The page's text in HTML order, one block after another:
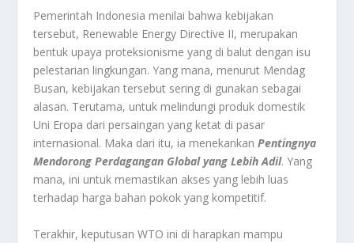
Pemerintah Indonesia menilai bahwa kebijakan
tersebut, Renewable Energy Directive II, merupakan
bentuk upaya proteksionisme yang di balut dengan isu
pelestarian lingkungan. Yang mana, menurut Mendag
Busan, kebijakan tersebut sering di gunakan sebagai
alasan. Terutama, untuk melindungi produk domestik
Uni Eropa dari persaingan yang ketat di pasar
internasional. Maka dari itu, ia menekankanPentingnya
Mendorong Perdagangan Global yang Lebih Adil. Yang
mana, ini untuk memastikan akses yang lebih luas
terhadap harga bahan pokok yang kompetitif.
Terakhir, keputusan WTO ini di harapkan mampu